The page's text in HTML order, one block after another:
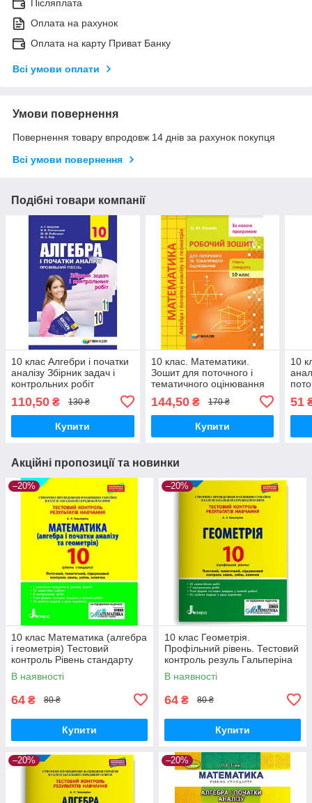
Післяплата
Оплата на рахунок
Оплата на карту Приват Банку
Всі умови оплати
Умови повернення
Повернення товару впродовж 14 днів за рахунок покупця
Всі умови повернення
Подібні товари компанії
10 клас Алгебри і початки
аналізу Збірник задач і
контрольних робіт
Мерзляк А.Г. Гімназія
110,50 ₴ 130 ₴
Купити
10 клас. Математики.
Зошит для поточного і
тематичного оцінювання
(Рівень стандарту) Роганін
О. Гімназія
144,50₴ 170 ₴
Купити
10
51
Акційні пропозиції та новинки
–20%
10 клас Математика (алгебра
і геометрія) Тестовий
контроль Рівень стандарту
Гальперіна А.Р. Літера
В наявності
64 ₴ 80 ₴
Купити
–20%
10 клас Геометрія.
Профільний рівень. Тестовий
контроль резуль Гальперіна
А.Р. Літера
В наявності
64 ₴ 80 ₴
Купити
–20% –20%